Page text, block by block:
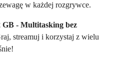
w każdej rozgrywce.
GB - Multitasking bez
streamuj i korzystaj z wielu